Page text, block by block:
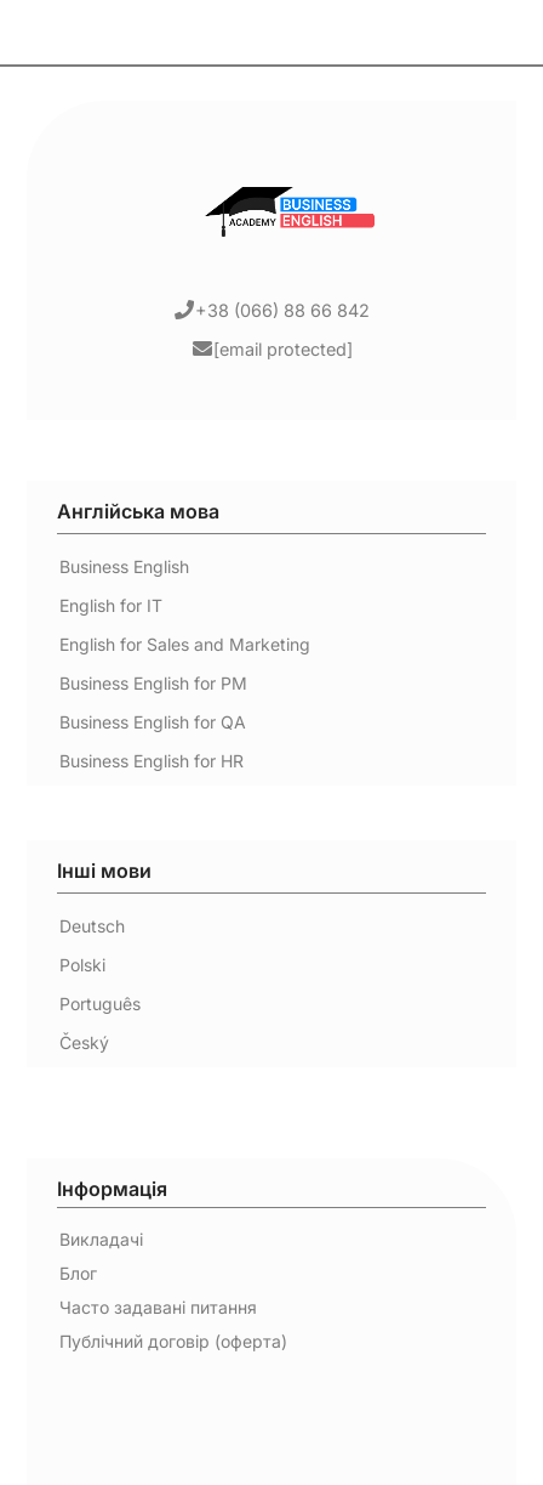
+38 (066) 88 66 842
[email protected]
Англійська мова
Business English
English for IT
English for Sales and Marketing
Business English for PM
Business English for QA
Business English for HR
Інші мови
Deutsch
Polski
Português
Český
Інформація
Викладачі
Блог
Часто задавані питання
Публічний договір (оферта)